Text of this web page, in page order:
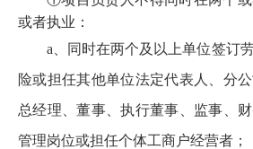
或者执业 ：
a、同时在两个及以上单位签订
险或担任其他单位法定代表人
分
总经理、董事、执行董事、监事、
管理岗位或担任个体工商户经营者；